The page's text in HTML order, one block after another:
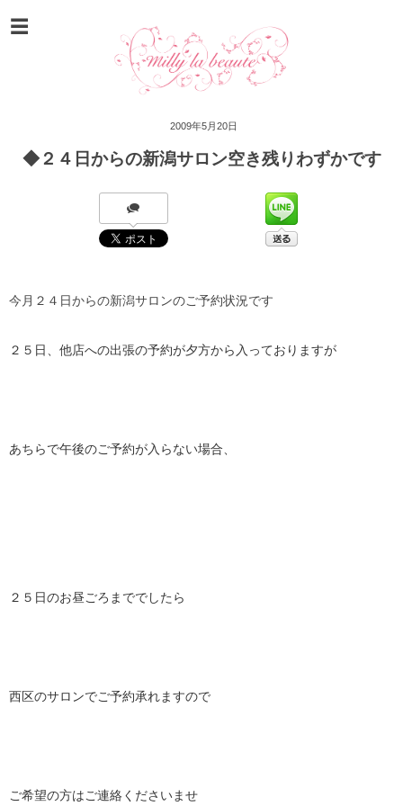
2009年5月20日
◆２４日からの新潟サロン空き残りわずかです
今月２４日からの新潟サロンのご予約状況です
２５日、他店への出張の予約が夕方から入っておりますが
あちらで午後のご予約が入らない場合、
２５日のお昼ごろまででしたら
西区のサロンでご予約承れますので
ご希望の方はご連絡くださいませ